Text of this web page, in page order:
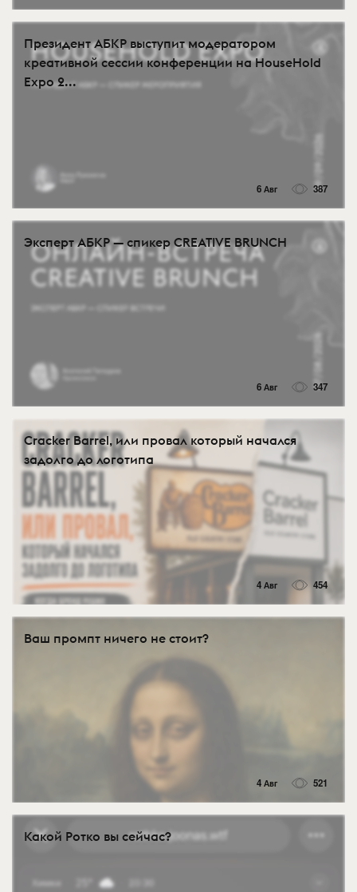
Президент АБКР выступит модератором
креативной сессии конференции на HouseHold
Expo 2...
6 Авг 387
Эксперт АБКР — спикер CREATIVE BRUNCH
6 Авг 347
Cracker Barrel, или провал который начался
задолго до логотипа
4 Авг 454
Ваш промпт ничего не стоит?
4 Авг 521
Какой Ротко вы сейчас?